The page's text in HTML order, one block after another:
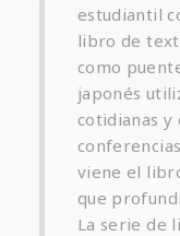
estudiantil
libro de
como
japonés
cotidianas y
viene el
que
La serie de